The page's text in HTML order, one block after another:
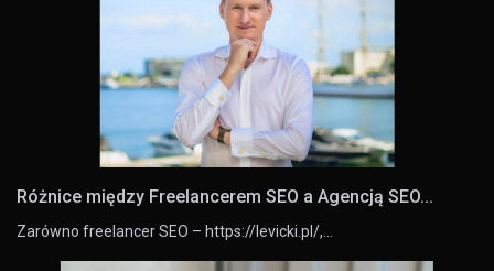
Różnice między Freelancerem SEO a Agencją SEO...
Zarówno freelancer SEO – https://levicki.pl/,…